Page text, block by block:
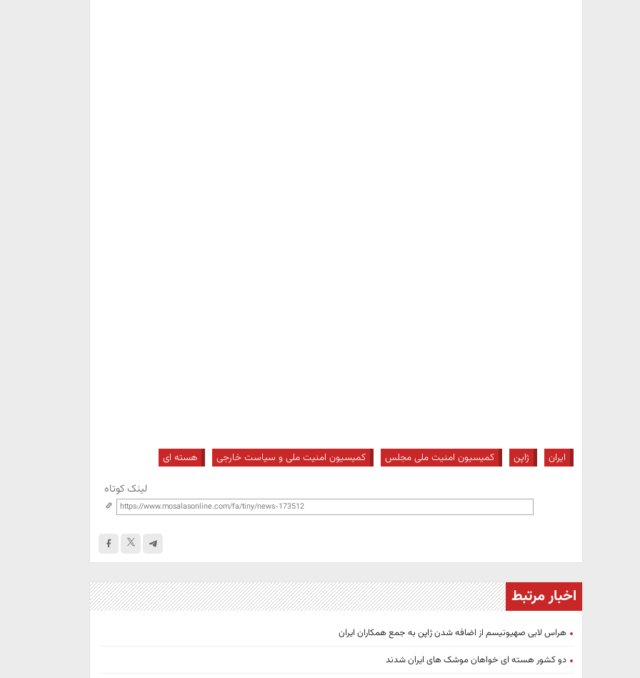
ایران ژاپن کمیسیون امنیت ملی مجلس کمیسیون امنیت ملی و سیاست خارجی هسته ای
لینک کوتاه
اخبار مرتبط
هراس لابی صهیونیسم از اضافه شدن ژاپن به جمع همکاران ایران
دو کشور هسته ای خواهان موشک های ایران شدند